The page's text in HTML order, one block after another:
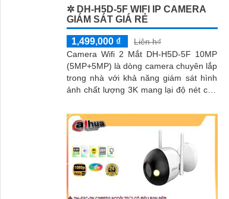
✲ DH-H5D-5F WIFI IP CAMERA
GIÁM SÁT GIÁ RẺ
1,499,000 ₫
Liên h₫
Camera Wifi 2 Mắt DH-H5D-5F 10MP
(5MP+5MP) là dòng camera chuyên lắp
trong nhà với khả năng giám sát hình
ảnh chất lượng 3K mang lại độ nét cao
chân thực. Camera wifi DH-H5D-5F còn
giúp đảm bảo an ninh hiệu quả với tính
năng phát hiện người và thú cưng với
độ chính xác cao